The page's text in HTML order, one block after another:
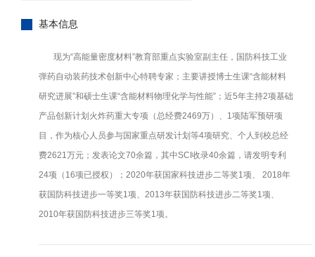
基本信息
现为“高能量密度材料”教育部重点实验室副主任，国防科技工业
弹药自动装药技术创新中心特聘专家；主要讲授博士生课“含能材料
研究进展”和硕士生课“含能材料物理化学与性能”；近5年主持2项基础
产品创新计划火炸药重大专项（总经费2469万）、1项陆军预研项
目，作为核心人员参与国家重点研发计划等4项研究、个人到校总经
费2621万元；发表论文70余篇，其中SCI收录40余篇，请发明专利
24项（16项已授权）；2020年获国家科技进步二等奖1项、 2018年
获国防科技进步一等奖1项、2013年获国防科技进步二等奖1项、
2010年获国防科技进步三等奖1项。